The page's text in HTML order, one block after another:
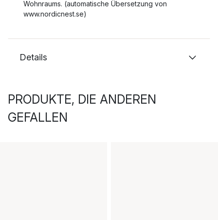
Wohnraums. (automatische Übersetzung von
www.nordicnest.se)
Details
PRODUKTE, DIE ANDEREN
GEFALLEN